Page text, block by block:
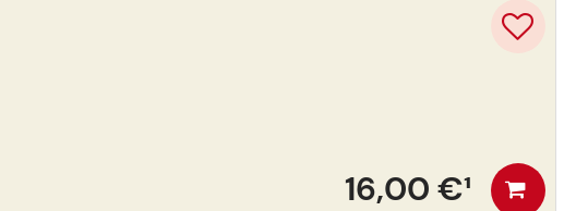
16,00 €¹